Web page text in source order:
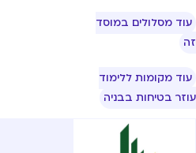
מסלולים במוסד
מקומות ללימוד
בטיחות בבניה